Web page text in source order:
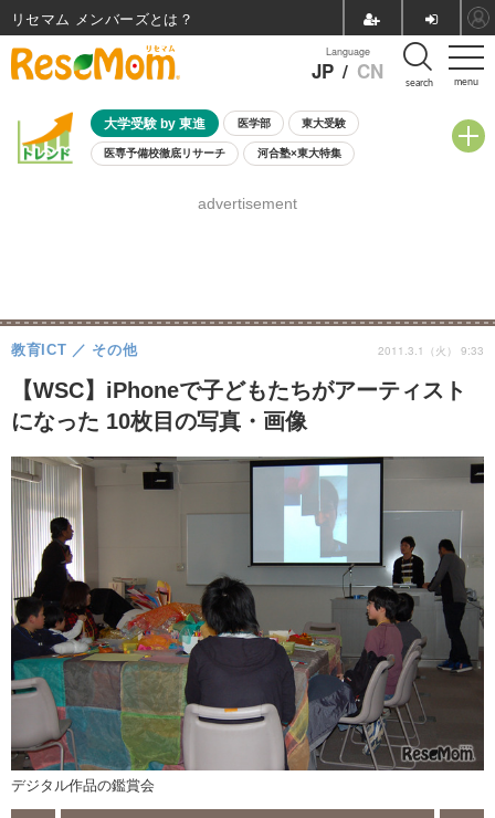
menu
Language
JP / CN search
大学受験 by 東進 医学部 東大受験
医専予備校徹底リサーチ 河合塾×東大特集
8月開催学校説明会・相談会
advertisement
【WSC】iPhoneで子どもたちがアーティスト
になった 10枚目の写真・画像
教育ICT その他 2011.3.1（火） 9:33
デジタル作品の鑑賞会
リセマム メンバーズ